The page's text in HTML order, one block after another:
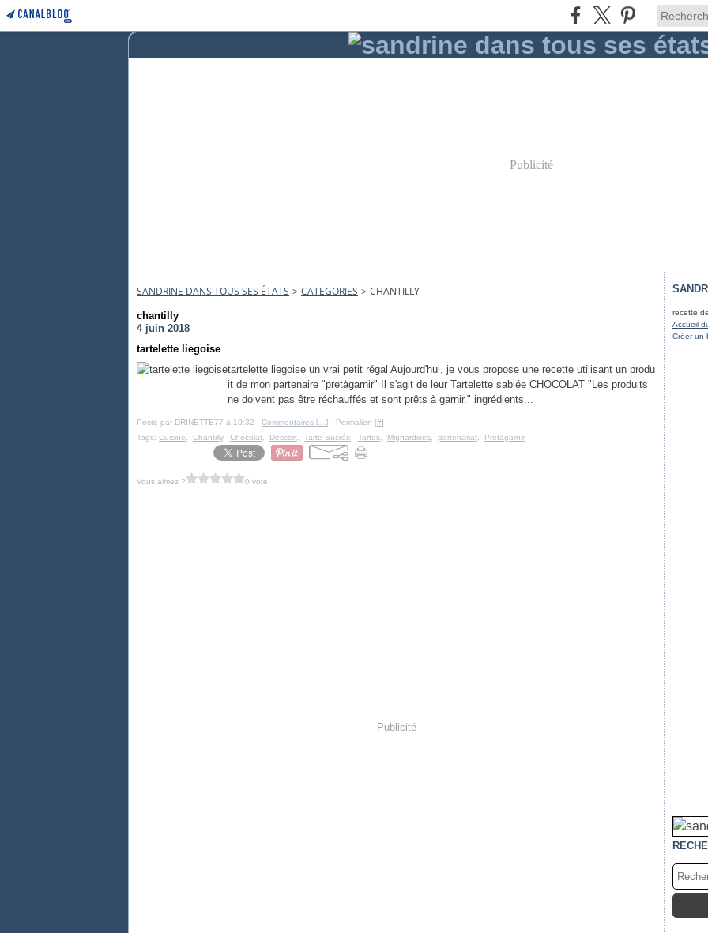
Publicité
SANDRINE DANS TOUS SES ÉTATS > CATEGORIES > CHANTILLY
chantilly
4 juin 2018
tartelette liegoise
tartelette liegoise un vrai petit régal Aujourd'hui, je vous propose une recette utilisant un produ
it de mon partenaire "pretàgarnir" Il s'agit de leur Tartelette sablée CHOCOLAT "Les produits
ne doivent pas être réchauffés et sont prêts à garnir." ingrédients...
Posté par DRINETTE77 à 10:32 - Commentaires [ ] - Permalien [#]
Tags: Cuisine Chantilly, Chocolat Dessert Tarte Sucrée Tartes Mignardises partenariat Pretagarnir
Vous aimez ? 0 vote
Publicité
recette
Accueil
Créer un